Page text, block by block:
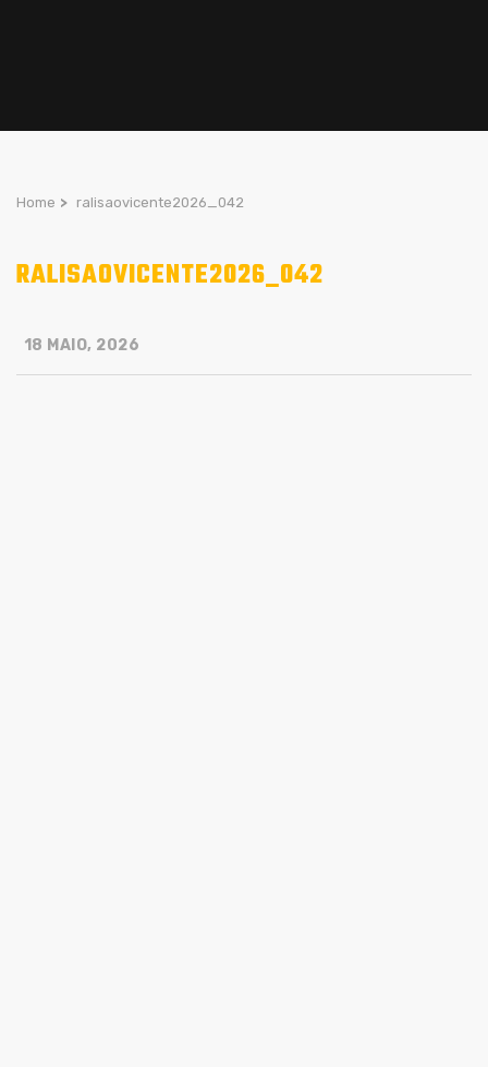
Home > ralisaovicente2026_042
RALISAOVICENTE2026_042
18 MAIO, 2026